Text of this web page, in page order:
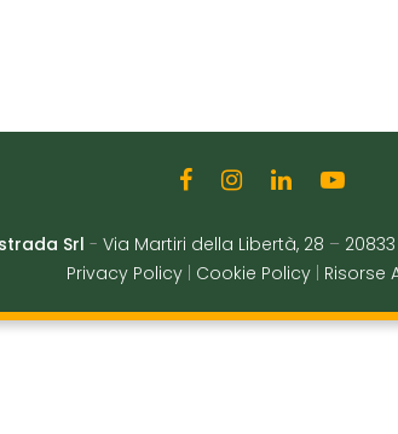
Srl - Via Martiri della Libertà, 28 –
Privacy Policy
Cookie Policy Risorse